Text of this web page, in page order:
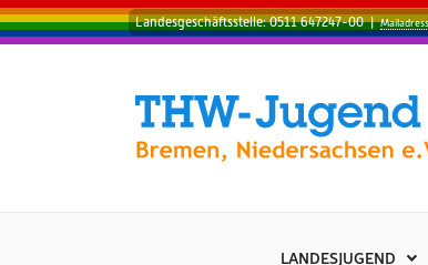
Landesgeschäftsstelle: 0511 647247-00 |
LANDESJUGEND